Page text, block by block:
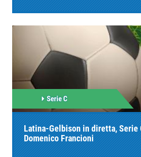
Serie C
Latina-Gelbison in diretta, Serie
Domenico Francioni